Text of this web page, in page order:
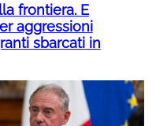
frontiera. E
aggressioni
sbarcati in